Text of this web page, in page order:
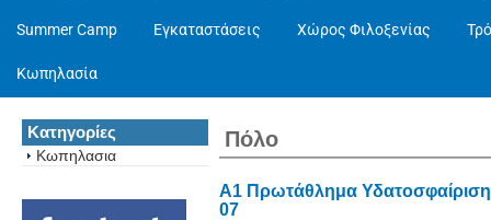
Summer Camp Εγκαταστάσεις Χώρος Φιλοξενίας
Κωπηλασία
Κατηγορίες
Κωπηλασια
Πόλο
Α1 Πρωτάθλημα
07